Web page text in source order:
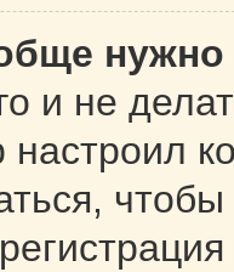
нужно
и не
настроил